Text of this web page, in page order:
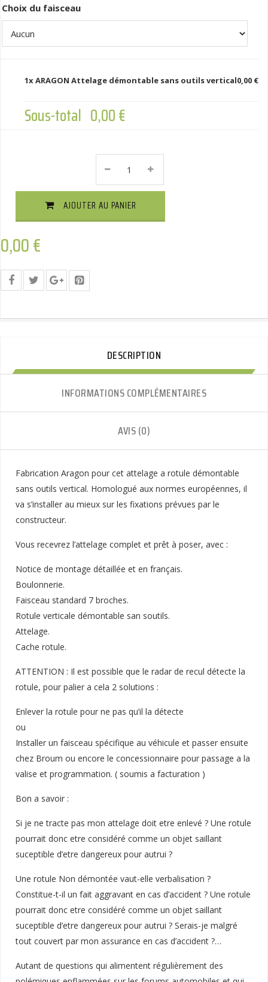
Choix du faisceau
1x ARAGON Attelage démontable sans outils vertical0,00 €
Sous-total 0,00 €
ARAGON
Attelage
Démontable
Sans
Outils
Vertical
AJOUTER AU PANIER
0,00€
DESCRIPTION
INFORMATIONS COMPLÉMENTAIRES
AVIS (0)
Fabrication Aragon pour cet attelage a rotule démontable
sans outils vertical. Homologué aux normes européennes, il
va s’installer au mieux sur les fixations prévues par le
constructeur.
Vous recevrez l’attelage complet et prêt à poser, avec :
Notice de montage détaillée et en français.
Boulonnerie.
Faisceau standard 7 broches.
Rotule verticale démontable san soutils.
Attelage.
Cache rotule.
ATTENTION : Il est possible que le radar de recul détecte la
rotule, pour palier a cela 2 solutions :
Enlever la rotule pour ne pas qu’il la détecte
ou
Installer un faisceau spécifique au véhicule et passer ensuite
chez Broum ou encore le concessionnaire pour passage a la
valise et programmation. ( soumis a facturation )
Bon a savoir :
Si je ne tracte pas mon attelage doit etre enlevé ? Une rotule
pourrait donc etre considéré comme un objet saillant
suceptible d’etre dangereux pour autrui ?
Une rotule Non démontée vaut-elle verbalisation ?
Constitue-t-il un fait aggravant en cas d’accident ? Une rotule
pourrait donc etre considéré comme un objet saillant
suceptible d’etre dangereux pour autrui ? Serais-je malgré
tout couvert par mon assurance en cas d’accident ?…
Autant de questions qui alimentent régulièrement des